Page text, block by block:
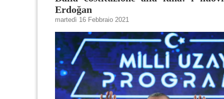
Erdoğan
martedì 16 Febbraio 2021